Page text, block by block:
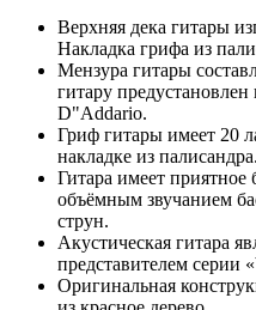
Верхняя дека гитары
Накладка грифа из
Мензура гитары
гитару
D"Addario.
Гриф гитары имеет 20
накладке из палисандра.
Гитара имеет приятное
объёмным звучанием
струн.
Акустическая гитара
представителем серии
Оригинальная